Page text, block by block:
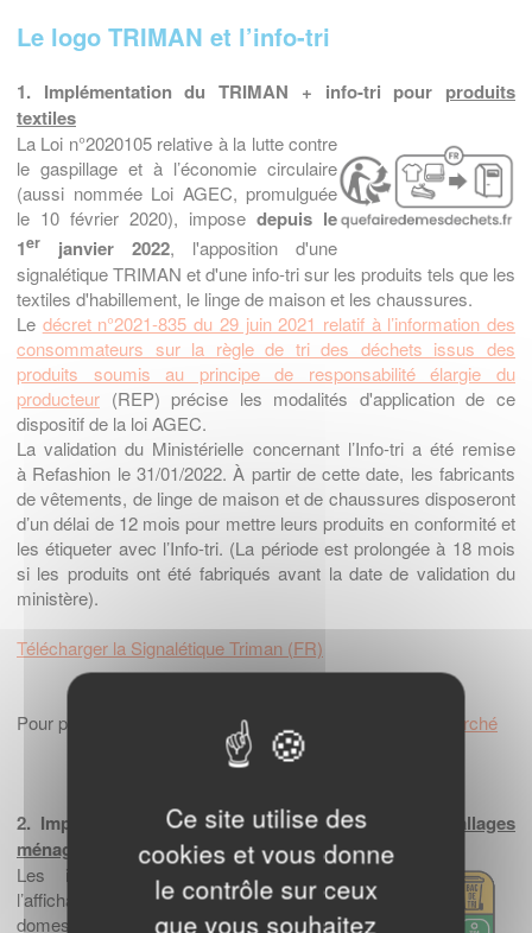
Le logo TRIMAN et l’info-tri
1. Implémentation du TRIMAN + info-tri pour produits
textiles
La Loi n°2020105 relative à la lutte contre
le gaspillage et à l’économie circulaire
(aussi nommée Loi AGEC, promulguée
le 10 février 2020), impose depuis le
1er janvier 2022, l'apposition d'une
signalétique TRIMAN et d'une info-tri sur les produits tels que les
textiles d'habillement, le linge de maison et les chaussures.
Le décret n°2021-835 du 29 juin 2021 relatif à l’information des
consommateurs sur la règle de tri des déchets issus des
produits soumis au principe de responsabilité élargie du
producteur (REP) précise les modalités d'application de ce
dispositif de la loi AGEC.
La validation du Ministérielle concernant l’Info-tri a été remise
à Refashion le 31/01/2022. À partir de cette date, les fabricants
de vêtements, de linge de maison et de chaussures disposeront
d’un délai de 12 mois pour mettre leurs produits en conformité et
les étiqueter avec l’Info-tri. (La période est prolongée à 18 mois
si les produits ont été fabriqués avant la date de validation du
ministère).
Télécharger la Signalétique Triman (FR)
Pour plus d’informations, consultez la FAQ metteur en marché
2. Implémentation du TRIMAN + info-tri pour
emballages
ménagers
Les informations de tri complètent
l’affichage Triman pour les emballages
domestiques en France, en vertu
Ce site utilise des
cookies et vous donne
le contrôle sur ceux
que vous souhaitez